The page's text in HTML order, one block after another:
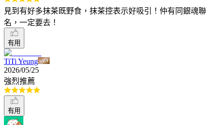
見到有好多抹茶既野食，抹茶控表示好吸引！仲有同銀魂聯
名，一定要去！
有用
TiTi Yeung
2026/05/25
強烈推薦
有用